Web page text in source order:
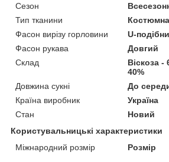
Сезон
Тип тканини
Фасон вирізу горловини
U-
Фасон рукава
Довгий
Склад
Віскоза -
40%
Довжина сукні
До
Країна виробник
Україна
Стан
Новий
Користувальницькі характеристики
Міжнародний розмір
Розмір